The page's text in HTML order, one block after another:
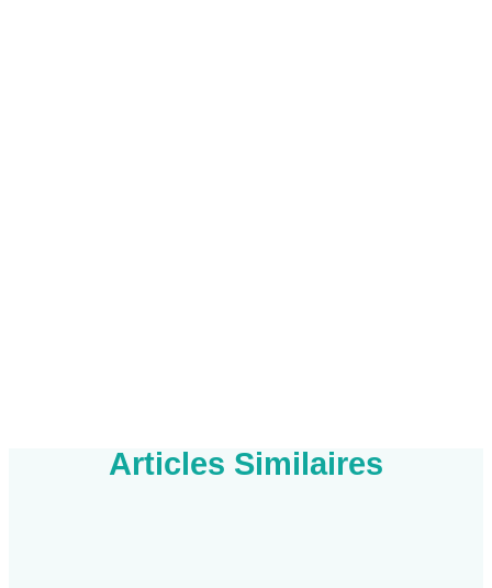
Articles Similaires